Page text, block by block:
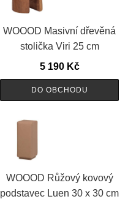
WOOOD Masivní dřevěná
stolička Viri 25 cm
5 190 Kč
DO OBCHODU
WOOOD Růžový kovový
podstavec Luen 30 x 30 cm